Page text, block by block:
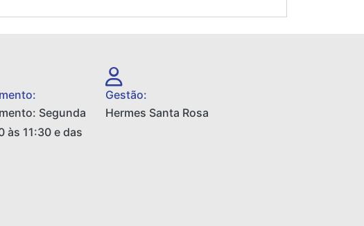
k
p
Segunda
às 11:30 e das
Gestão:
Hermes Santa Rosa